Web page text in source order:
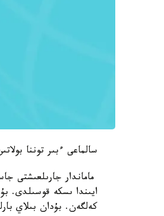
سالماعى ءبىر توننا بولاتىن اۋە بومباسى ساعاتىنا
ايىندا ىسكە قوسىلدى.
كەلگەن. بۇدان بىلاي